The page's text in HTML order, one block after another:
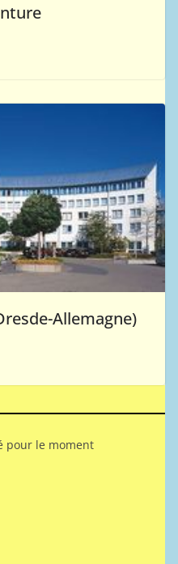
Allemagne)
pour le moment